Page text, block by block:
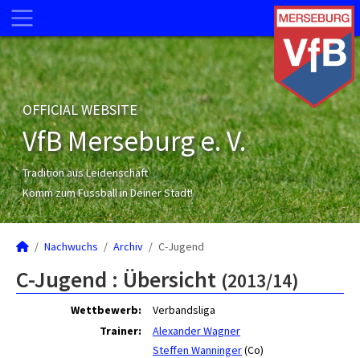
OFFICIAL WEBSITE
VfB Merseburg e. V.
Tradition aus Leidenschaft
Komm zum Fussball in Deiner Stadt!
Nachwuchs Archiv C-Jugend
C-Jugend : Übersicht (2013/14)
Wettbewerb:
Verbandsliga
Trainer:
Alexander Wagner
Steffen Wanninger(Co)